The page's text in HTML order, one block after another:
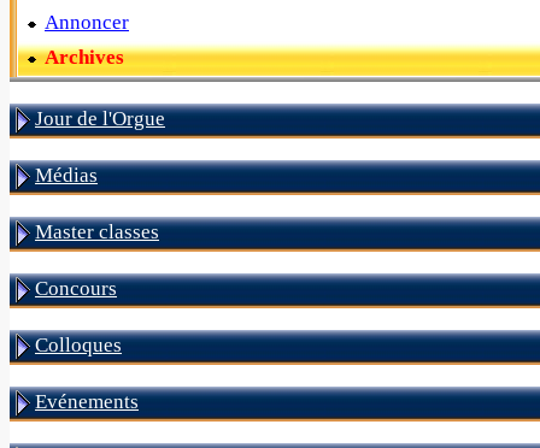
Annoncer
Archives
Jour de l'Orgue
Médias
Master classes
Concours
Colloques
Evénements